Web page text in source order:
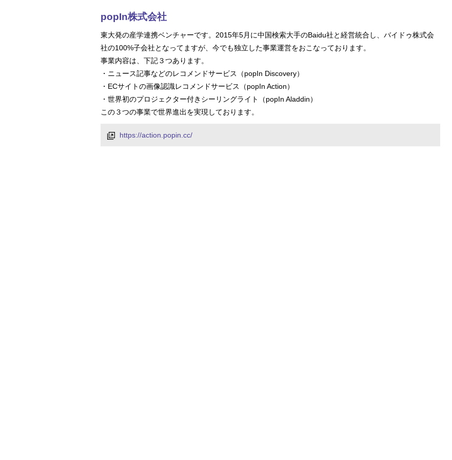
popIn株式会社
東大発の産学連携ベンチャーです。2015年5月に中国検索大手のBaidu社と経営統合し、バイドゥ株式会
社の100%子会社となってますが、今でも独立した事業運営をおこなっております。
事業内容は、下記３つあります。
・ニュース記事などのレコメンドサービス（popIn Discovery）
・ECサイトの画像認識レコメンドサービス（popIn Action）
・世界初のプロジェクター付きシーリングライト（popIn Aladdin）
この３つの事業で世界進出を実現しております。
https://action.popin.cc/